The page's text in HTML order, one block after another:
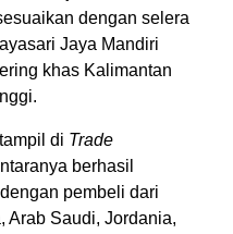
dengan selera
Jaya Mandiri
khas Kalimantan
di Trade
berhasil
dengan pembeli dari
Arab Saudi, Jordania,